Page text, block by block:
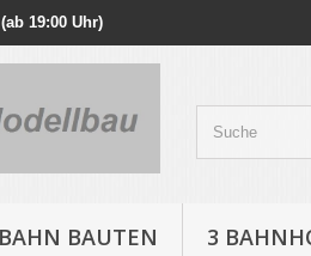
19:00 Uhr)
BAUTEN 3